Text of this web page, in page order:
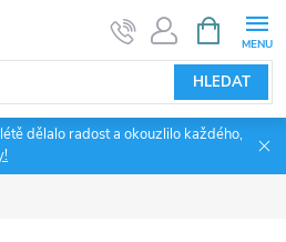
HLEDAT
NÁKUPNÍ
KOŠÍK
dělalo radost a okouzlilo každého,